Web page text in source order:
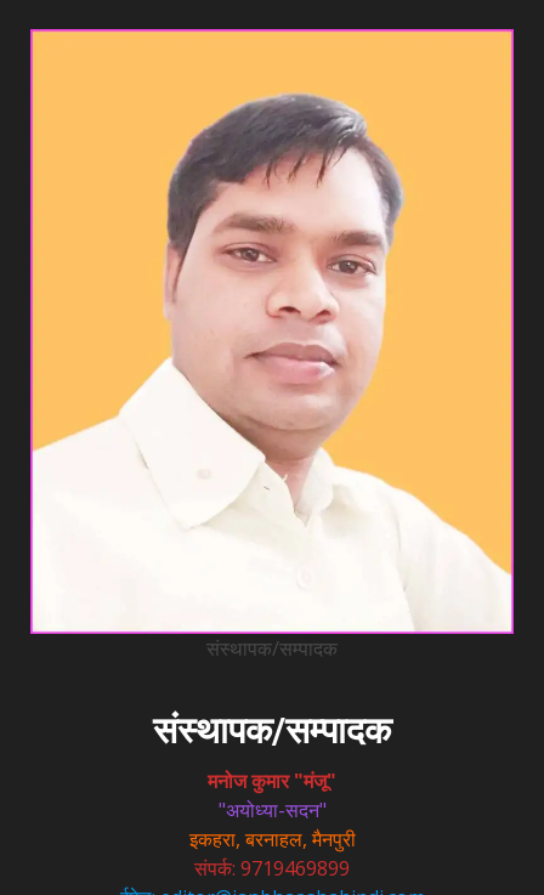
संस्थापक/सम्पादक
संस्थापक/सम्पादक
मनोज कुमार "मंजू"
"अयोध्या-सदन"
इकहरा, बरनाहल, मैनपुरी
संपर्क: 9719469899